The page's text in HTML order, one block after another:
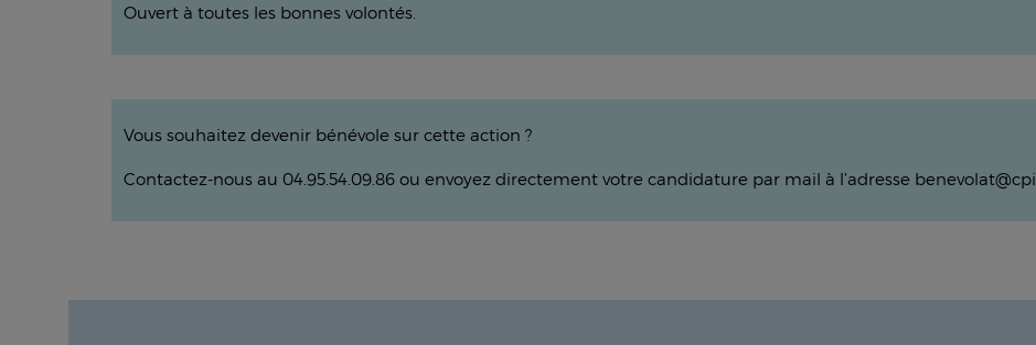
Ouvert à toutes les bonnes volontés.
Vous souhaitez devenir bénévole sur cette action ?
Contactez-nous au 04.95.54.09.86 ou envoyez directement votre candidature par mail à l’adresse